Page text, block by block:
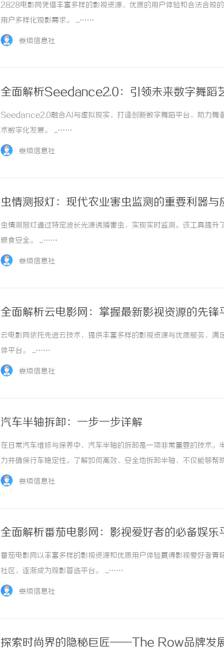
2828电影网凭借丰富多样的影视资源、优质的用户体验和合法合规
用户多样化观影需求。 ...……
娄烦信息社
全面解析Seedance2.0：引领未来数字舞蹈
Seedance2.0融合AI与虚拟现实，打造创新数字舞蹈平台，助力舞
术数字化发展。 ...……
娄烦信息社
虫情测报灯：现代农业害虫监测的重要利器与
虫情测报灯通过特定波长光源诱捕害虫，实现实时监测。该工具提
粮食安全。 ...……
娄烦信息社
全面解析云电影网：掌握最新影视资源的先锋
云电影网依托先进云技术，提供丰富多样的影视资源与优质服务，
体平台。 ...……
娄烦信息社
汽车半轴拆卸：一步一步详解
在日常汽车维修与保养中，汽车半轴的拆卸是一项非常重要的技术
力并确保行车稳定性。了解如何高效、安全地拆卸半轴，不仅能够
面了解。本文将详细讲解汽车半轴拆卸的步骤、注意事项以及常见问
娄烦信息社
全面解析番茄电影网：影视爱好者的必备娱乐
番茄电影网以丰富多样的影视资源和优质用户体验赢得影视爱好者
社区，逐渐成为观影首选平台。 ...……
娄烦信息社
探索时尚界的隐秘巨匠——The Row品牌发